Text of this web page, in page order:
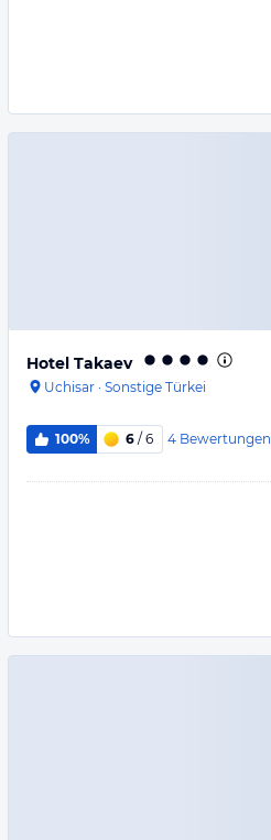
Hotel Takaev
Uchisar · Sonstige Türkei
100% 6 / 6 4 Bewertungen